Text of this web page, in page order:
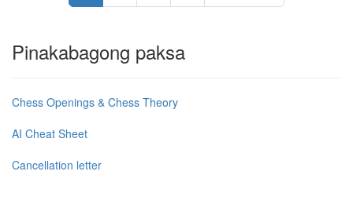
Pinakabagong paksa
Chess Openings & Chess Theory
AI Cheat Sheet
Cancellation letter